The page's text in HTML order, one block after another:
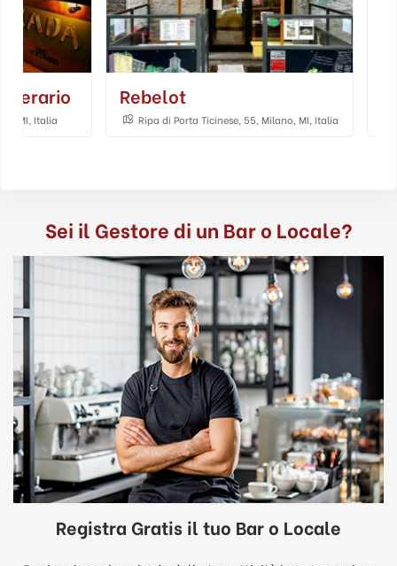
Rebelot
Ripa di Porta Ticinese, 55, Milano, MI, Italia Via Solferino,
Sei il Gestore di un Bar o Locale?
Registra Gratis il tuo Bar o Locale